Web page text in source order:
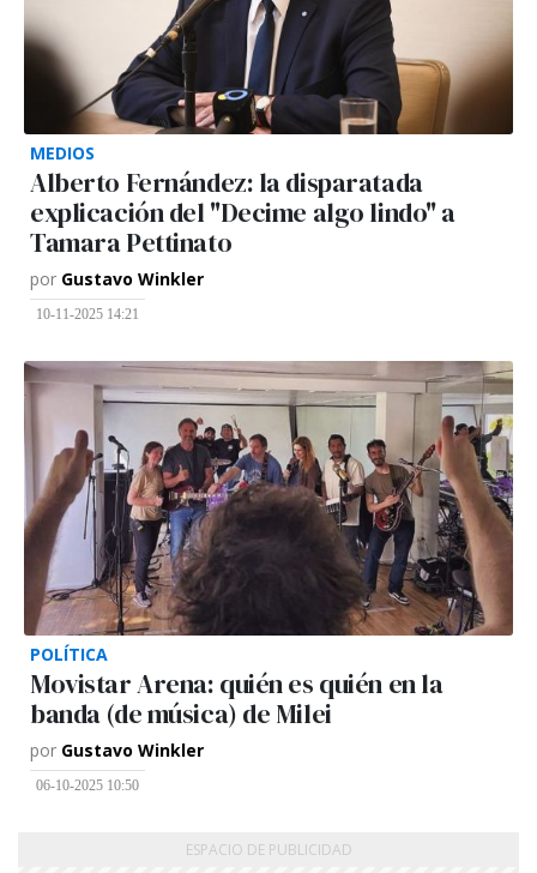
MEDIOS
Alberto Fernández: la disparatada
explicación del "Decime algo lindo" a
Tamara Pettinato
por Gustavo Winkler
10-11-2025 14:21
POLÍTICA
Movistar Arena: quién es quién en la
banda (de música) de Milei
por Gustavo Winkler
06-10-2025 10:50